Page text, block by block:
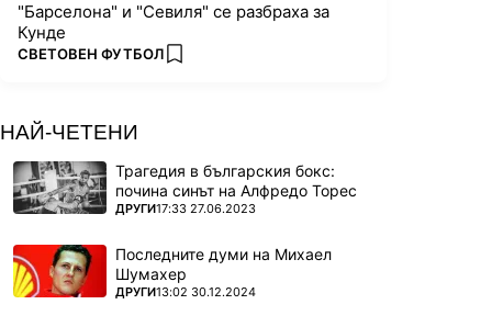
"Барселона" и "Севиля" се разбраха за
Кунде
ПОВЕЧЕ ОТ
СВЕТОВЕН ФУТБОЛ add favorites
НАЙ-ЧЕТЕНИ
Трагедия в българския бокс:
почина синът на Алфредо Торес
ПОВЕЧЕ ОТ
ДРУГИ17:33 27.06.2023
Последните думи на Михаел
Шумахер
ПОВЕЧЕ ОТ
ДРУГИ13:02 30.12.2024